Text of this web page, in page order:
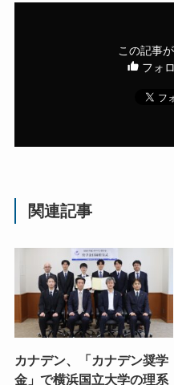
この記事
フォ
関連記事
カナデン、「カナデン奨学
金」で横浜国立大学の理系